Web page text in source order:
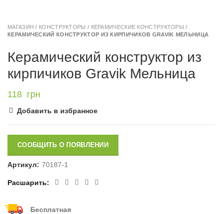
МАГАЗИН / КОНСТРУКТОРЫ / КЕРАМИЧЕСКИЕ КОНСТРУКТОРЫ /
КЕРАМИЧЕСКИЙ КОНСТРУКТОР ИЗ КИРПИЧИКОВ GRAVIK МЕЛЬНИЦА
Керамический конструктор из
кирпичиков Gravik Мельница
118 грн
Добавить в избранное
СООБЩИТЬ О ПОЯВЛЕНИИ
Артикул: 70187-1
Расшарить
Бесплатная